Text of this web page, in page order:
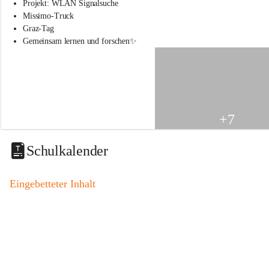
s
s
c
i
t
a
o
Projekt: WLAN Signalsuche
Missimo-Truck
Graz-Tag
Gemeinsam lernen und forschen✨
+7
Schulkalender
Eingebetteter Inhalt